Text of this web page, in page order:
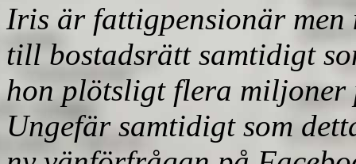
Iris är fattigpensionär men
till bostadsrätt samtidigt
hon plötsligt flera miljoner
Ungefär samtidigt som